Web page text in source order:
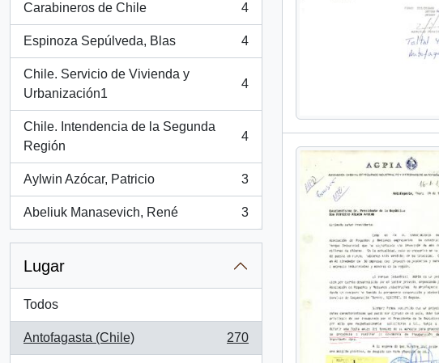
Carabineros de Chile
, 4 resultados
4
Espinoza Sepúlveda, Blas
, 4 resultados
4
Chile. Servicio de Vivienda y
Urbanización1
, 4 resultados
4
Chile. Intendencia de la Segunda
Región
, 4 resultados
4
Aylwin Azócar, Patricio
, 3 resultados
3
Abeliuk Manasevich, René
, 3 resultados
3
Lugar
Todos
Antofagasta (Chile)
, 270 resultados
270